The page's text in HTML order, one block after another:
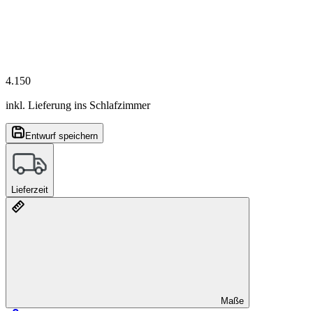
4.150
inkl. Lieferung ins Schlafzimmer
Entwurf speichern
Lieferzeit
Maße